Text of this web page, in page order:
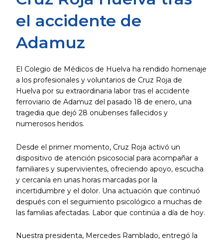
el accidente de
Adamuz
El Colegio de Médicos de Huelva ha rendido homenaje
a los profesionales y voluntarios de Cruz Roja de
Huelva por su extraordinaria labor tras el accidente
ferroviario de Adamuz del pasado 18 de enero, una
tragedia que dejó 28 onubenses fallecidos y
numerosos heridos.
Desde el primer momento, Cruz Roja activó un
dispositivo de atención psicosocial para acompañar a
familiares y supervivientes, ofreciendo apoyo, escucha
y cercanía en unas horas marcadas por la
incertidumbre y el dolor. Una actuación que continuó
después con el seguimiento psicológico a muchas de
las familias afectadas. Labor que continúa a día de hoy.
Nuestra presidenta, Mercedes Ramblado, entregó la